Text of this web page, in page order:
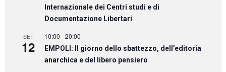
Internazionale dei Centri studi e di
Documentazione Libertari
SET
12
10:00 -20:00
EMPOLI: Il giorno dello sbattezzo, dell’editoria
anarchica e del libero pensiero